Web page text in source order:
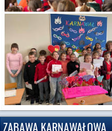
ZABAWA KARNAWAŁOWA